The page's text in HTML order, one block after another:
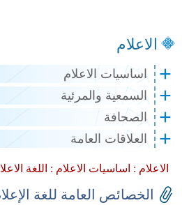
الاعلام
اساسيات الاعلام
السمعية والمرئية
الصحافة
العلاقات العامة
الاعلام : اساسيات الاعلام : اللغة
الخصائص العامة للغة